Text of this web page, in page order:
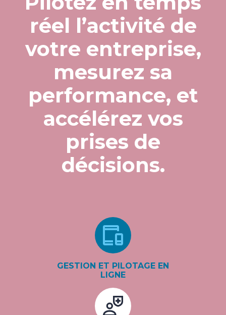
réel l’activité de
votre entreprise,
mesurez sa
performance, et
accélérez vos
prises de
décisions.
GESTION ET PILOTAGE EN
LIGNE